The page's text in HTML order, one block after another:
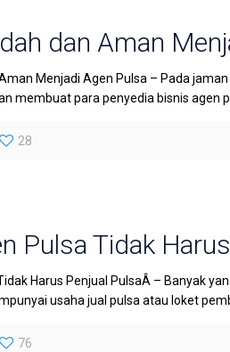
dan Aman
Menjadi Agen Pulsa – Pada
membuat para penyedia bisnis agen
28
Pulsa Tidak
Harus Penjual PulsaÂ – Banyak
usaha jual pulsa atau loket
76